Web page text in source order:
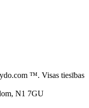
™. Visas tiesības
N1 7GU